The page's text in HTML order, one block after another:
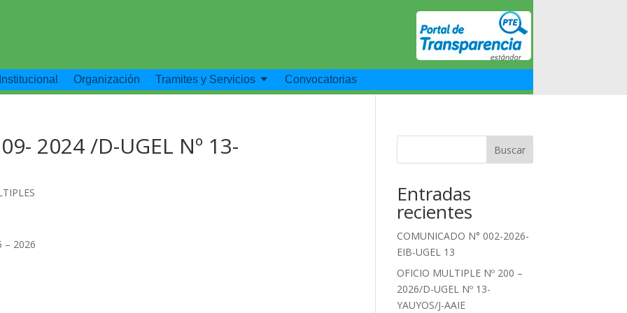
Organización Tramites y Servicios Convocatorias
2024 /D-UGEL Nº 13-
– 2026
Buscar
Entradas
recientes
COMUNICADO N° 002-2026-
EIB-UGEL 13
OFICIO MULTIPLE Nº 200 –
2026/D-UGEL Nº 13-
YAUYOS/J-AAIE